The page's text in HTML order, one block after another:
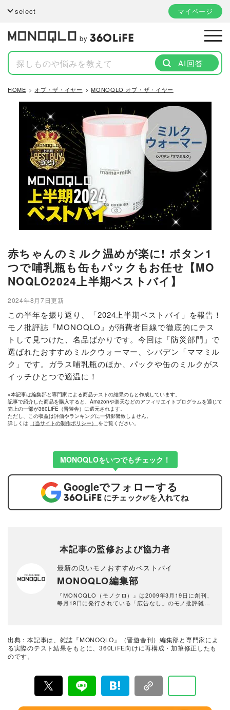
select マイページ
by
AI回答
HOME オブ・ザ・イヤー MONOQLO オブ・ザ・イヤー
赤ちゃんのミルク温めが楽に! ボタン1
つで哺乳瓶も缶もパックもお任せ【MO
NOQLO2024上半期ベストバイ】
2024年8月7日更新
この半年を振り返り、「2024上半期ベストバイ」を報告！
モノ批評誌『MONOQLO』が消費者目線で徹底的にテス
トして見つけた、名品ばかりです。今回は「防災部門」で
選ばれたおすすめミルクウォーマー、シバデン「ママミル
ク」です。ガラス哺乳瓶のほか、パックや缶のミルクがス
イッチひとつで適温に！
※本記事は編集部と専門家による商品テストの結果のもと作成しています。
記事で紹介した商品を購入すると、Amazonや楽天などのアフィリエイトプログラムを通じて
売上の一部が360LiFE（晋遊舎）に還元されます。
ただし、この収益は評価やランキングに一切影響致しません。
詳しくは
（当サイトの制作ポリシー） をご覧ください。
MONOQLOをいつでもチェック！
Googleでフォローする
にチェック✅を入れてね
本記事の監修および協力者
最新の良いモノおすすめベストバイ
MONOQLO編集部
『MONOQLO（モノクロ）』は2009年3月19日に創刊、
毎月19日に発行されている「広告なし」のモノ批評雑誌
に良いモノ」だけを厳選して紹介。編集長・山田和樹を
中心に、11名以上の編集体制で日々の検証・記事制作を
出典：本記事は、雑誌『MONOQLO』（晋遊舎刊）編集部と専門家によ
る実際のテスト結果をもとに、360LiFE向けに再構成・加筆修正したも
のです。